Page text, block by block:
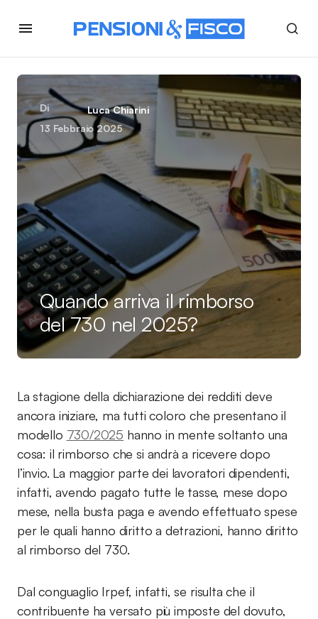
Di
Luca Chiarini
13 Febbraio 2025
Quando arriva il rimborso
del 730 nel 2025?
La stagione della dichiarazione dei redditi deve
ancora iniziare, ma tutti coloro che presentano il
modello 730/2025 hanno in mente soltanto una
cosa: il rimborso che si andrà a ricevere dopo
l’invio. La maggior parte dei lavoratori dipendenti,
infatti, avendo pagato tutte le tasse, mese dopo
mese, nella busta paga e avendo effettuato spese
per le quali hanno diritto a detrazioni, hanno diritto
al rimborso del 730.
Dal conguaglio Irpef, infatti, se risulta che il
contribuente ha versato più imposte del dovuto,